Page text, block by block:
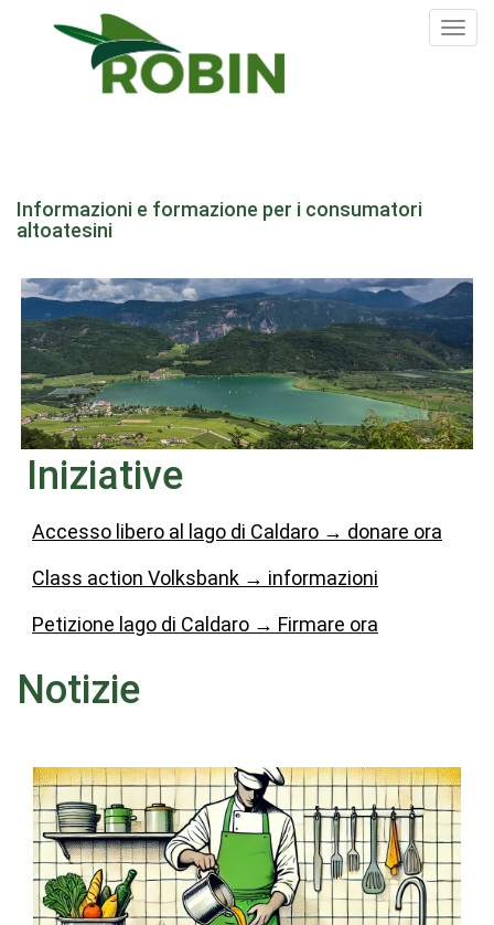
contenuto
Informazioni e formazione per i consumatori
altoatesini
Iniziative
Accesso libero al lago di Caldaro → donare ora
Class action Volksbank → informazioni
Petizione lago di Caldaro → Firmare ora
Notizie